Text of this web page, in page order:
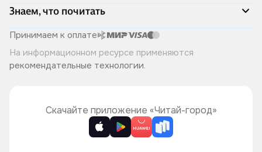
Доставка и оплата
Программа лояльности
Подарочные сертификаты
Правила продажи
Политика конфиденциальности
Адреса магазинов
Книжный Дозор
О компании
Читай-город для бизнеса
Хотите у нас работать?
Знаем, что почитать
Скоро в продаже
Лучшие из лучших
Читай-журнал
Принимаем к оплате
На информационном ресурсе применяются
рекомендательные технологии.
Скачайте приложение «Читай-город»